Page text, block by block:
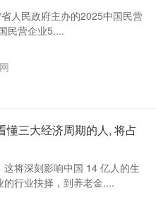
人民政府主办的2025中国民营
民营企业5....
懂三大经济周期的人, 将占
将深刻影响中国 14 亿人的生
行业抉择，到养老金....